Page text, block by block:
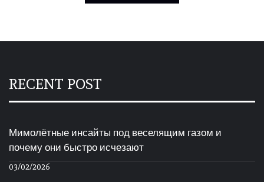
RECENT POST
Мимолётные инсайты под веселящим газом и
почему они быстро исчезают
03/02/2026